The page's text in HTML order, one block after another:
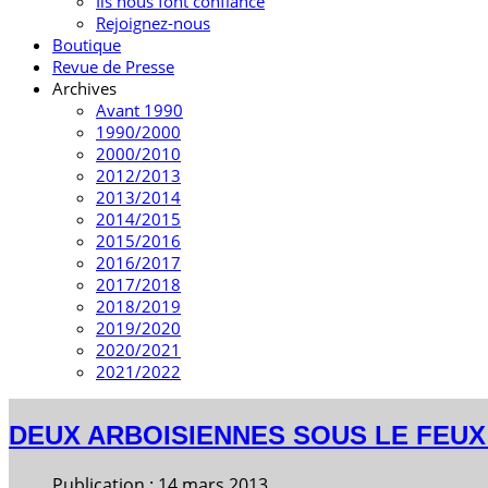
Rejoignez-nous
Boutique
Revue de Presse
Archives
Avant 1990
1990/2000
2000/2010
2012/2013
2013/2014
2014/2015
2015/2016
2016/2017
2017/2018
2018/2019
2019/2020
2020/2021
2021/2022
DEUX ARBOISIENNES SOUS LE